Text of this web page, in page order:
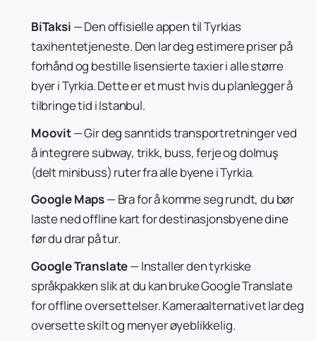
BiTaksi — Den offisielle appen til Tyrkias
taxihentetjeneste. Den lar deg estimere priser på
forhånd og bestille lisensierte taxier i alle større
byer i Tyrkia. Dette er et must hvis du planlegger å
tilbringe tid i Istanbul.
Moovit— Gir deg sanntids transportretninger ved
å integrere subway, trikk, buss, ferje og dolmuş
(delt minibuss) ruter fra alle byene i Tyrkia.
Google Maps— Bra for å komme seg rundt, du bør
laste ned offline kart for destinasjonsbyene dine
før du drar på tur.
Google Translate— Installer den tyrkiske
språkpakken slik at du kan bruke Google Translate
for offline oversettelser. Kameraalternativet lar deg
oversette skilt og menyer øyeblikkelig.